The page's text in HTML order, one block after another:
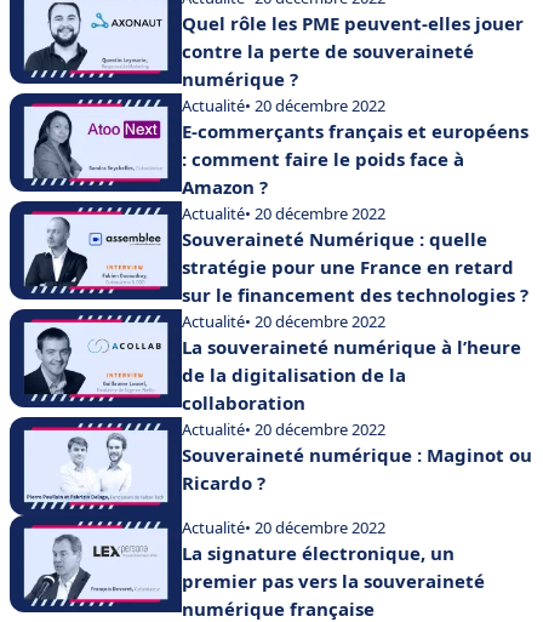
Quel rôle les PME peuvent-elles jouer
contre la perte de souveraineté
numérique ?
Actualité• 20 décembre 2022
E-commerçants français et européens
: comment faire le poids face à
Amazon ?
Actualité• 20 décembre 2022
Souveraineté Numérique : quelle
stratégie pour une France en retard
sur le financement des technologies ?
Actualité• 20 décembre 2022
La souveraineté numérique à l’heure
de la digitalisation de la
collaboration
Actualité• 20 décembre 2022
Souveraineté numérique : Maginot ou
Ricardo ?
Actualité• 20 décembre 2022
La signature électronique, un
premier pas vers la souveraineté
numérique française